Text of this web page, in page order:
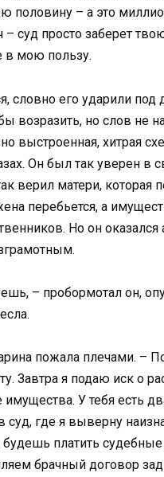
половину – а это
– суд просто заберет
в мою пользу.
словно его ударили под
возразить, но слов не
выстроенная, хитрая
Он был так уверен в
верил матери, которая
перебьется, а
Но он
– пробормотал он,
пожала плечами. –
Завтра я подаю иск о
имущества. У тебя есть
где я выверну
будешь платить
брачный договор